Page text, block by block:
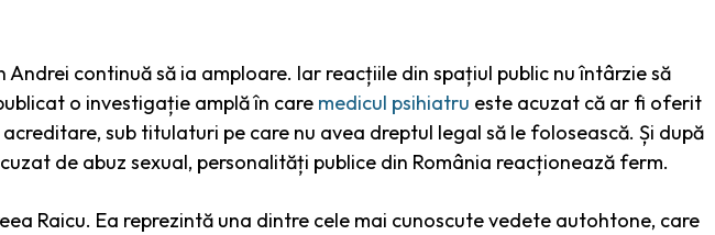
Andrei continuă să ia amploare. Iar reacțiile din spațiul public nu întârzie să
o investigație amplă în care medicul psihiatru este acuzat că ar fi oferit
sub titulaturi pe care nu avea dreptul legal să le folosească. Și după
de abuz sexual, personalități publice din România reacționează ferm.
Raicu. Ea reprezintă una dintre cele mai cunoscute vedete autohtone, care